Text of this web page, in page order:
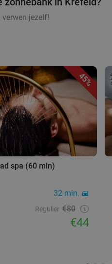
jezelf!
45%
spa (60 min)
32 min.
Regulier €80
€44